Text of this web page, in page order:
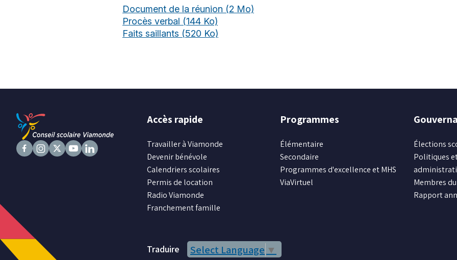
Document de la réunion (2 Mo)
Procès verbal (144 Ko)
Faits saillants (520 Ko)
Accès rapide
Travailler à Viamonde
Devenir bénévole
Calendriers scolaires
Permis de location
Radio Viamonde
Franchement famille
Programmes
Élémentaire
Secondaire
Programmes d'excellence et MHS
ViaVirtuel
Élections
Politiques
Membres
Rapport
Traduire Select Language ▼